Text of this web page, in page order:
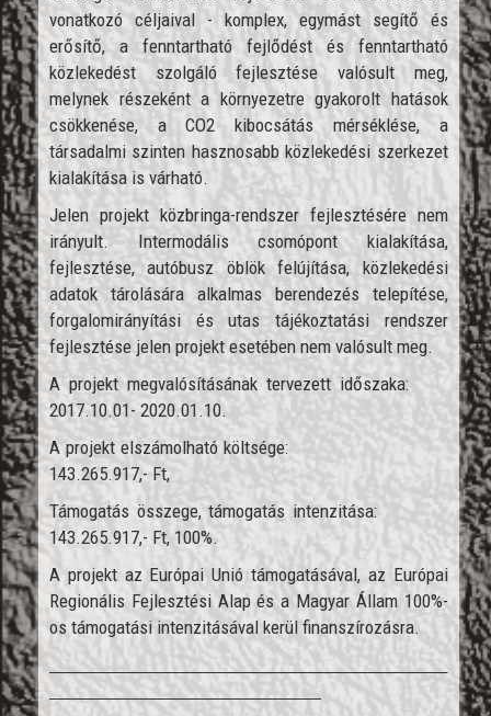
vonatkozó céljaival - komplex, egymást segítő és
erősítő, a fenntartható fejlődést és fenntartható
közlekedést szolgáló fejlesztése valósult meg,
melynek részeként a környezetre gyakorolt hatások
csökkenése, a CO2 kibocsátás mérséklése, a
társadalmi szinten hasznosabb közlekedési szerkezet
kialakítása is várható.
Jelen projekt közbringa-rendszer fejlesztésére nem
irányult. Intermodális csomópont kialakítása,
fejlesztése, autóbusz öblök felújítása, közlekedési
adatok tárolására alkalmas berendezés telepítése,
forgalomirányítási és utas tájékoztatási rendszer
fejlesztése jelen projekt esetében nem valósult meg.
A projekt megvalósításának tervezett időszaka:
2017.10.01- 2020.01.10.
A projekt elszámolható költsége:
143.265.917,- Ft,
Támogatás összege, támogatás intenzitása:
143.265.917,- Ft, 100%.
A projekt az Európai Unió támogatásával, az Európai
Regionális Fejlesztési Alap és a Magyar Állam 100%-
os támogatási intenzitásával kerül finanszírozásra.